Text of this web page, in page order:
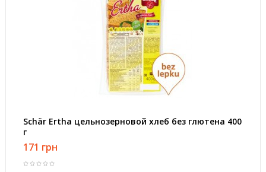
Schär Ertha цельнозерновой хлеб без глютена 400
г
171 грн